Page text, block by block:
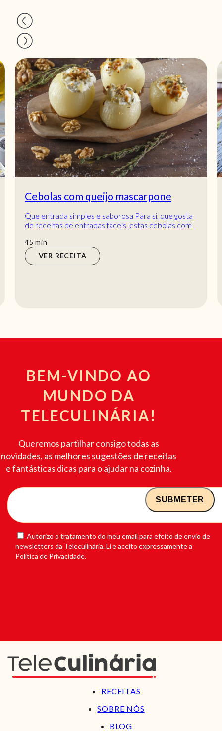
Cebolas com queijo mascarpone
Que entrada simples e saborosa Para si, que gosta
de receitas de entradas fáceis, estas cebolas com
45 min
min
VER RECEITA
BEM-VINDO AO
MUNDO DA
TELECULINÁRIA!
Queremos partilhar consigo todas as
novidades, as melhores sugestões de receitas
e fantásticas dicas para o ajudar na cozinha.
Autorizo o tratamento do meu email para efeito de envio de
newsletters da Teleculinária. Li e aceito expressamente a
Política de Privacidade.
RECEITAS
SOBRE NÓS
BLOG